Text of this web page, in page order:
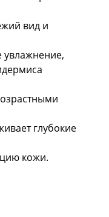
вид и
увлажнение,
глубокие
кожи.